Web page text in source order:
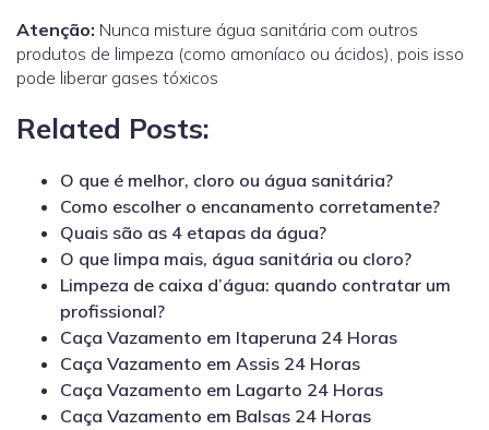
Atenção: Nunca misture água sanitária com outros
produtos de limpeza (como amoníaco ou ácidos), pois isso
pode liberar gases tóxicos
Related Posts:
O que é melhor, cloro ou água sanitária?
Como escolher o encanamento corretamente?
Quais são as 4 etapas da água?
O que limpa mais, água sanitária ou cloro?
Limpeza de caixa d’água: quando contratar um
profissional?
Caça Vazamento em Itaperuna 24 Horas
Caça Vazamento em Assis 24 Horas
Caça Vazamento em Lagarto 24 Horas
Caça Vazamento em Balsas 24 Horas